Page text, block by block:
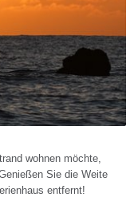
wohnen möchte,
Sie die Weite
entfernt!